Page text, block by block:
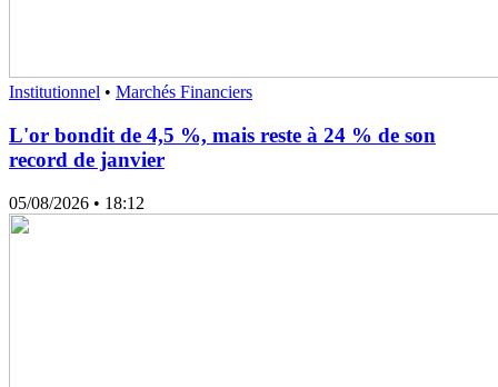
Institutionnel • Marchés Financiers
L'or bondit de 4,5 %, mais reste à 24 % de son
record de janvier
05/08/2026 • 18:12